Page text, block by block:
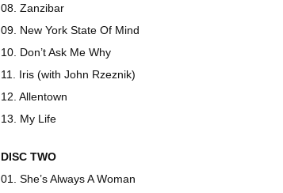
08. Zanzibar
09. New York State Of Mind
10. Don’t Ask Me Why
11. Iris (with John Rzeznik)
12. Allentown
13. My Life
DISC TWO
01. She’s Always A Woman